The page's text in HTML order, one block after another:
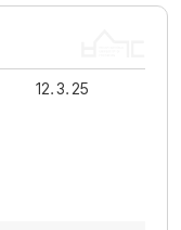
12. 3. 25